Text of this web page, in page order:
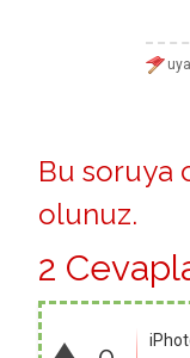
Bu soruya
olunuz.
2